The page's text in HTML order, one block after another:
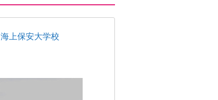
海上保安大学校